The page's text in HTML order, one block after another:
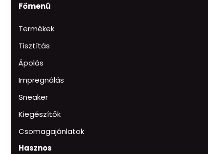
Főmenü
Termékek
Tisztítás
Ápolás
Impregnálás
Sneaker
Kiegészítők
Csomagajánlatok
Hasznos